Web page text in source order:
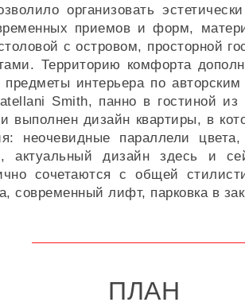
организовать
приемов и форм,
с островом, просторной
Территорию комфорта
интерьера по
Smith, панно в гостиной
дизайн квартиры, в
неочевидные параллели
актуальный дизайн здесь и
сочетаются с общей
современный лифт, парковка в
ПЛАН